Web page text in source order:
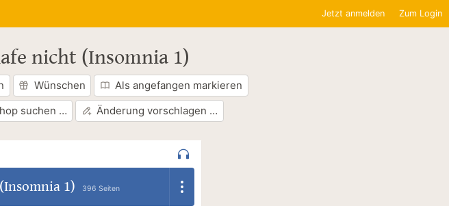
Jetzt anmelden Zum Login
nicht (Insomnia 1)
Wünschen
Als angefangen markieren
suchen … Änderung vorschlagen …
1) 396 Seiten